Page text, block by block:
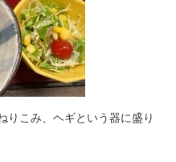
りこみ、ヘギという器に盛り